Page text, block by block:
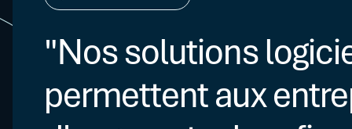
"Nos solutions
permettent aux